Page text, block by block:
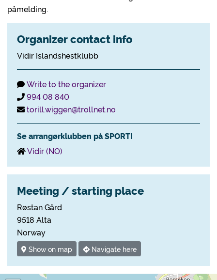
påmelding.
Organizer contact info
Vidir Islandshestklubb
Write to the organizer
994 08 840
torill.wiggen@trollnet.no
Se arrangørklubben på SPORTI
Vidir (NO)
Meeting / starting place
Røstan Gård
9518 Alta
Norway
Show on map Navigate here